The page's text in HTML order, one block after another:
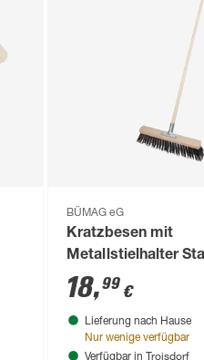
BÜMAG eG
Kratzbesen mit
Metallstielhalter
Elaston 40 cm
18,99 €
Lieferung nach Hause
Nur wenige verfügbar
Verfügbar in Troisdorf